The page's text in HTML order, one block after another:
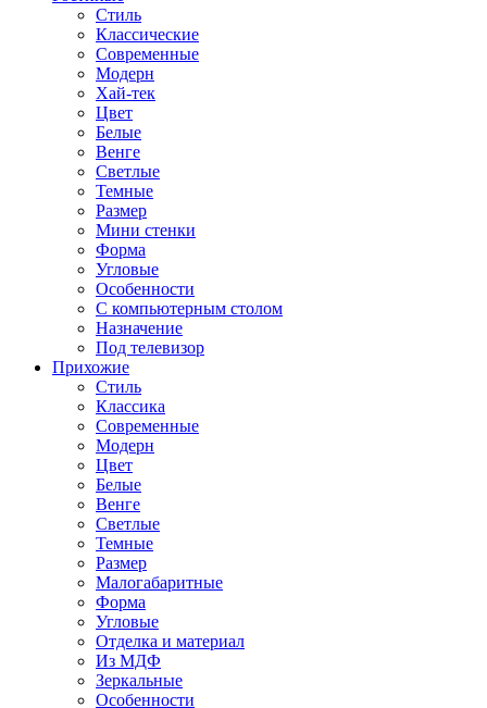
Стиль
Классические
Современные
Модерн
Хай-тек
Цвет
Белые
Венге
Светлые
Темные
Размер
Мини стенки
Форма
Угловые
Особенности
С компьютерным столом
Назначение
Под телевизор
Прихожие
Стиль
Классика
Современные
Модерн
Цвет
Белые
Венге
Светлые
Темные
Размер
Малогабаритные
Форма
Угловые
Отделка и материал
Из МДФ
Зеркальные
Особенности